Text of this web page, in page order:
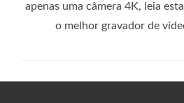
apenas uma câmera 4K, leia
o melhor gravador de